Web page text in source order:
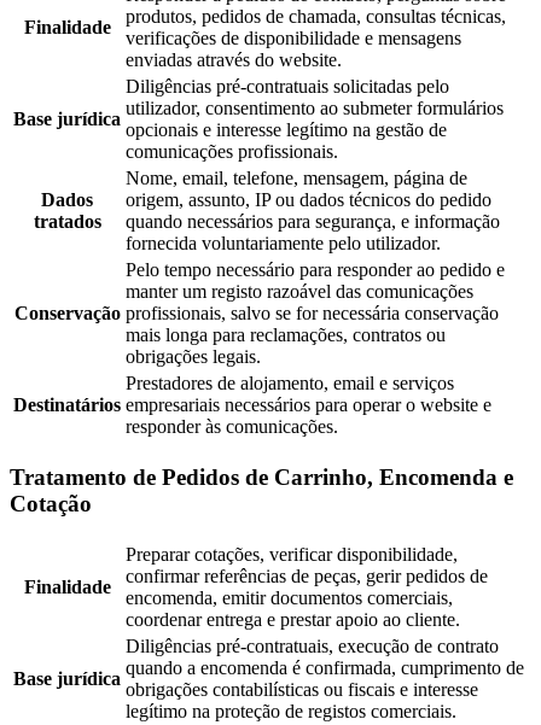
Finalidade
produtos, pedidos de chamada, consultas técnicas,
verificações de disponibilidade e mensagens
enviadas através do website.
Base jurídica
Diligências pré-contratuais solicitadas pelo
utilizador, consentimento ao submeter formulários
opcionais e interesse legítimo na gestão de
comunicações profissionais.
Dados
tratados
Nome, email, telefone, mensagem, página de
origem, assunto, IP ou dados técnicos do pedido
quando necessários para segurança, e informação
fornecida voluntariamente pelo utilizador.
Conservação
Pelo tempo necessário para responder ao pedido e
manter um registo razoável das comunicações
profissionais, salvo se for necessária conservação
mais longa para reclamações, contratos ou
obrigações legais.
Destinatários
Prestadores de alojamento, email e serviços
empresariais necessários para operar o website e
responder às comunicações.
Tratamento de Pedidos de Carrinho, Encomenda e
Cotação
Finalidade
Preparar cotações, verificar disponibilidade,
confirmar referências de peças, gerir pedidos de
encomenda, emitir documentos comerciais,
coordenar entrega e prestar apoio ao cliente.
Base jurídica
Diligências pré-contratuais, execução de contrato
quando a encomenda é confirmada, cumprimento de
obrigações contabilísticas ou fiscais e interesse
legítimo na proteção de registos comerciais.